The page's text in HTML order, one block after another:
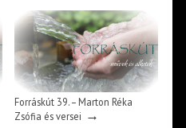
Forráskút 39. – Marton Réka
Zsófia és versei →